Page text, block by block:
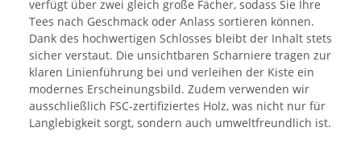
verfügt über zwei gleich große Fächer, sodass Sie Ihre
Tees nach Geschmack oder Anlass sortieren können.
Dank des hochwertigen Schlosses bleibt der Inhalt stets
sicher verstaut. Die unsichtbaren Scharniere tragen zur
klaren Linienführung bei und verleihen der Kiste ein
modernes Erscheinungsbild. Zudem verwenden wir
ausschließlich FSC-zertifiziertes Holz, was nicht nur für
Langlebigkeit sorgt, sondern auch umweltfreundlich ist.